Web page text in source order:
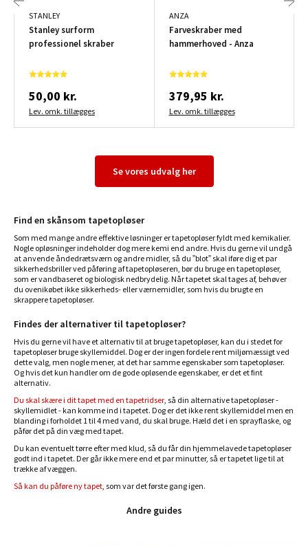
STANLEY
Stanley surform
professionel skraber
50,00 kr.
Lev. omk. tillægges
ANZA
Farveskraber med
hammerhoved - Anza
379,95 kr.
Lev. omk. tillægges
Se vores udvalg her
Find en skånsom tapetopløser
Som med mange andre effektive løsninger er tapetopløser fyldt med kemikalier.
Nogle opløsninger indeholder dog mere kemi end andre. Hvis du gerne vil undgå
at anvende åndedrætsværn og andre midler, så du ”blot” skal iføre dig et par
sikkerhedsbriller ved påføring af tapetopløseren, bør du bruge en tapetopløser,
som er vandbaseret og biologisk nedbrydelig. Når tapetet skal tages af, behøver
du ovenikøbet ikke sikkerheds- eller værnemidler, som hvis du brugte en
skrappere tapetopløser.
Findes der alternativer til tapetopløser?
Hvis du gerne vil have et alternativ til at bruge tapetopløser, kan du i stedet for
tapetopløser bruge skyllemiddel. Dog er der ingen fordele rent miljømæssigt ved
dette valg, men nogle mener, at det har samme egenskaber som tapetopløser.
Og hvis det kun handler om de gode opløsende egenskaber, er det et fint
alternativ.
Du skal skære i dit tapet med en tapetridser, så din alternative tapetopløser -
skyllemidlet - kan komme ind i tapetet. Dog er det ikke rent skyllemiddel men en
blanding i forholdet 1 til 4 med vand, du skal bruge. Hæld det i en sprayflaske, og
påfør det på din væg med tapet.
Du kan eventuelt tørre efter med klud, så du får din hjemmelavede tapetopløser
godt ind i tapetet. Der går ikke mere end et par minutter, så er tapetet lige til at
trække af væggen.
Så kan du påføre ny tapet, som var det første gang igen.
Andre guides